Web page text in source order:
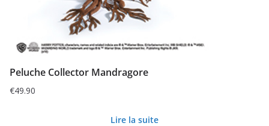
Peluche Collector Mandragore
€49.90
Lire la suite